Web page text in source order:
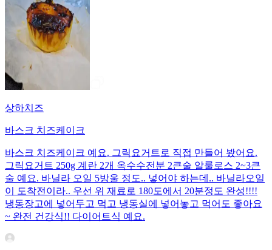
상하치즈
바스크 치즈케이크
바스크 치즈케이크 예요. 그릭요거트로 직접 만들어 봤어요.
그릭요거트 250g 계란 2개 옥수수전분 2큰술 알룰로스 2~3큰
술 예요. 바닐라 오일 5방울 정도.. 넣어야 하는데.. 바닐라오일
이 도착전이라.. 우선 위 재료로 180도에서 20분정도 완성!!!!
냉동장고에 넣어두고 먹고 냉동실에 넣어놓고 먹어도 좋아요
~ 완전 건강식!! 다이어트식 예요.